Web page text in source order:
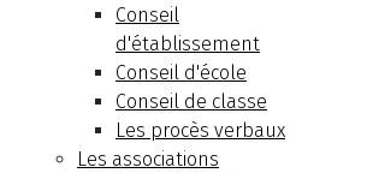
Conseil
d'établissement
Conseil d'école
Conseil de classe
Les procès verbaux
Les associations